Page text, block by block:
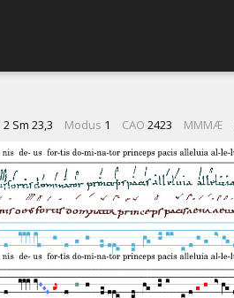
Sm 23,3 Modus 1 CAO 2423 MMMÆ